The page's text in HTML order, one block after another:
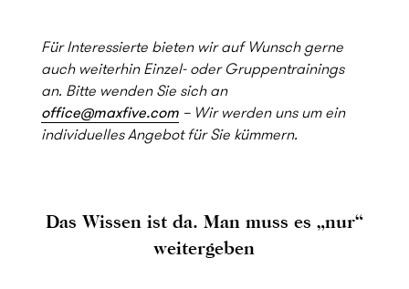
Für Interessierte bieten wir auf Wunsch gerne
auch weiterhin Einzel- oder Gruppentrainings
an. Bitte wenden Sie sich an
office@maxfive.com– Wir werden uns um ein
individuelles Angebot für Sie kümmern.
Das Wissen ist da. Man muss es „nur“
weitergeben